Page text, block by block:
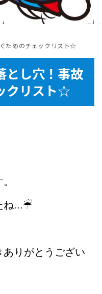
ためのチェックリスト☆
とし穴！事故
クリスト☆
ね...☔︎
りがとうござい